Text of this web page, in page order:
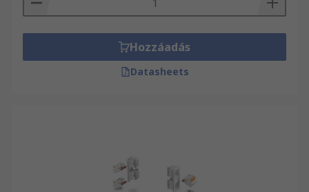
Hozzáadás
Datasheets